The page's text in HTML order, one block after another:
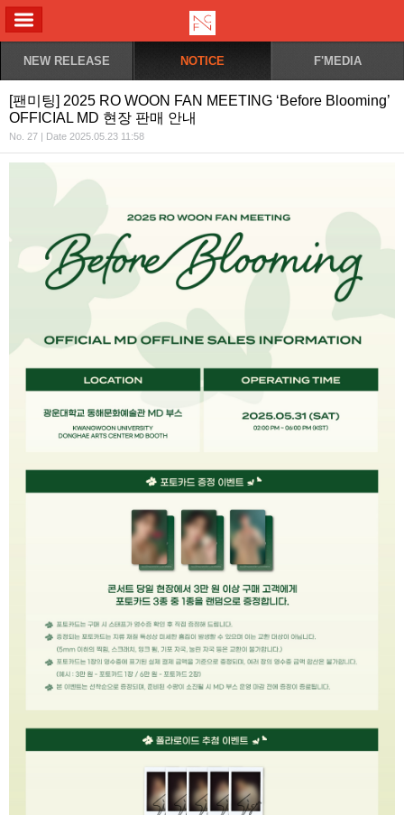
NEW RELEASE NOTICE F'MEDIA
[팬미팅] 2025 RO WOON FAN MEETING ‘Before Blooming’
OFFICIAL MD 현장 판매 안내
No. 27 | Date 2025.05.23 11:58